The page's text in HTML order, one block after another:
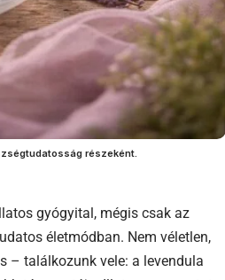
részeként.
gyógyital, mégis csak az
életmódban. Nem véletlen,
– találkozunk vele: a levendula